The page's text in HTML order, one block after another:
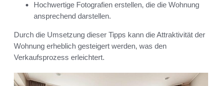
Hochwertige Fotografien erstellen, die die Wohnung
ansprechend darstellen.
Durch die Umsetzung dieser Tipps kann die Attraktivität der
Wohnung erheblich gesteigert werden, was den
Verkaufsprozess erleichtert.